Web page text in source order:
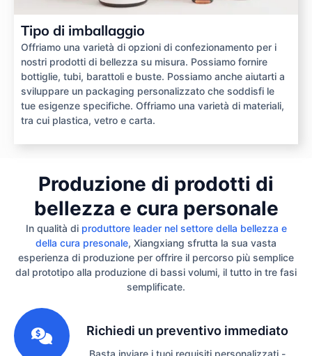
Tipo di imballaggio
Offriamo una varietà di opzioni di confezionamento per i
nostri prodotti di bellezza su misura. Possiamo fornire
bottiglie, tubi, barattoli e buste. Possiamo anche aiutarti a
sviluppare un packaging personalizzato che soddisfi le
tue esigenze specifiche. Offriamo una varietà di materiali,
tra cui plastica, vetro e carta.
Produzione di prodotti di
bellezza e cura personale
In qualità di produttore leader nel settore della bellezza e
della cura presonale, Xiangxiang sfrutta la sua vasta
esperienza di produzione per offrire il percorso più semplice
dal prototipo alla produzione di bassi volumi, il tutto in tre fasi
semplificate.
Richiedi un preventivo immediato
Basta inviare i tuoi requisiti personalizzati -